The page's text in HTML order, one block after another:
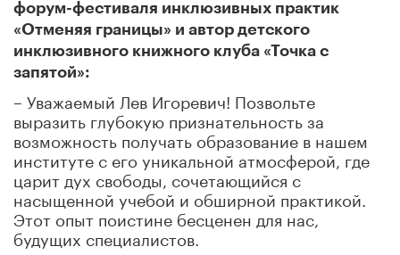
форум-фестиваля инклюзивных практик
«Отменяя границы» и автор детского
инклюзивного книжного клуба «Точка с
запятой»:
– Уважаемый Лев Игоревич! Позвольте
выразить глубокую признательность за
возможность получать образование в нашем
институте с его уникальной атмосферой, где
царит дух свободы, сочетающийся с
насыщенной учебой и обширной практикой.
Этот опыт поистине бесценен для нас,
будущих специалистов.